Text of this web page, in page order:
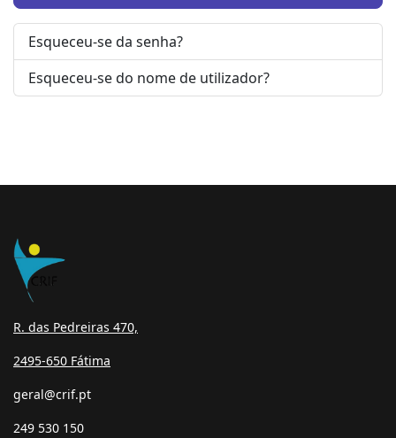
Esqueceu-se da senha?
Esqueceu-se do nome de utilizador?
R. das Pedreiras 470,
2495-650 Fátima
geral@crif.pt
249 530 150